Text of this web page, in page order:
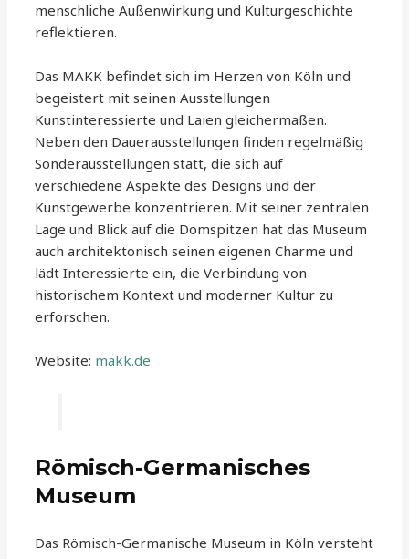
menschliche Außenwirkung und Kulturgeschichte
reflektieren.
Das MAKK befindet sich im Herzen von Köln und
begeistert mit seinen Ausstellungen
Kunstinteressierte und Laien gleichermaßen.
Neben den Dauerausstellungen finden regelmäßig
Sonderausstellungen statt, die sich auf
verschiedene Aspekte des Designs und der
Kunstgewerbe konzentrieren. Mit seiner zentralen
Lage und Blick auf die Domspitzen hat das Museum
auch architektonisch seinen eigenen Charme und
lädt Interessierte ein, die Verbindung von
historischem Kontext und moderner Kultur zu
erforschen.
Website: makk.de
Römisch-Germanisches
Museum
Das Römisch-Germanische Museum in Köln versteht